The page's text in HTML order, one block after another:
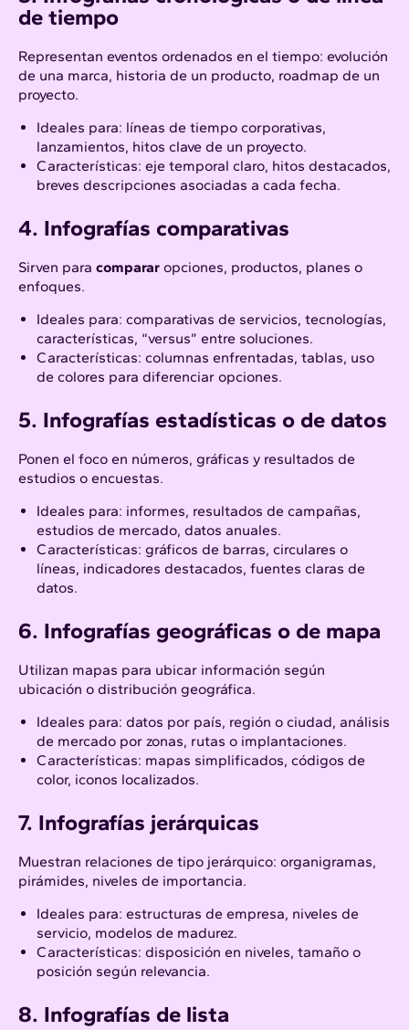
de tiempo
Representan eventos ordenados en el tiempo: evolución
de una marca, historia de un producto, roadmap de un
proyecto.
Ideales para: líneas de tiempo corporativas,
lanzamientos, hitos clave de un proyecto.
Características: eje temporal claro, hitos destacados,
breves descripciones asociadas a cada fecha.
4. Infografías comparativas
Sirven para comparar opciones, productos, planes o
enfoques.
Ideales para: comparativas de servicios, tecnologías,
características, “versus” entre soluciones.
Características: columnas enfrentadas, tablas, uso
de colores para diferenciar opciones.
5. Infografías estadísticas o de datos
Ponen el foco en números, gráficas y resultados de
estudios o encuestas.
Ideales para: informes, resultados de campañas,
estudios de mercado, datos anuales.
Características: gráficos de barras, circulares o
líneas, indicadores destacados, fuentes claras de
datos.
6. Infografías geográficas o de mapa
Utilizan mapas para ubicar información según
ubicación o distribución geográfica.
Ideales para: datos por país, región o ciudad, análisis
de mercado por zonas, rutas o implantaciones.
Características: mapas simplificados, códigos de
color, iconos localizados.
7. Infografías jerárquicas
Muestran relaciones de tipo jerárquico: organigramas,
pirámides, niveles de importancia.​
Ideales para: estructuras de empresa, niveles de
servicio, modelos de madurez.​
Características: disposición en niveles, tamaño o
posición según relevancia.
8. Infografías de lista